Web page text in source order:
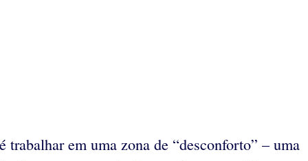
em uma zona de “desconforto” – uma